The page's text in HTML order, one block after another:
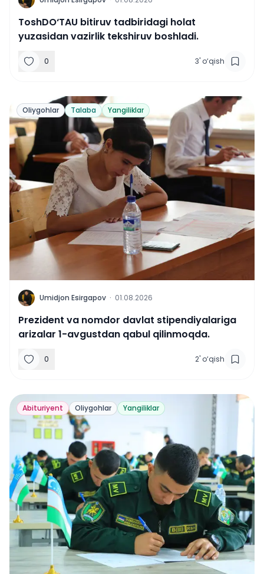
ToshDO‘TAU bitiruv tadbiridagi holat
yuzasidan vazirlik tekshiruv boshladi.
0 3' o‘qish
Oliygohlar Talaba Yangiliklar
U Umidjon Esirgapov · 01.08.2026
Prezident va nomdor davlat stipendiyalariga
arizalar 1-avgustdan qabul qilinmoqda.
0 2' o‘qish
Abituriyent Oliygohlar Yangiliklar